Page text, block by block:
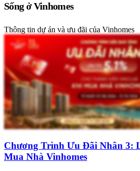
Sống ở Vinhomes
Thông tin dự án và ưu đãi của Vinhomes
Chương Trình Ưu Đãi Nhân 3:
Mua Nhà Vinhomes